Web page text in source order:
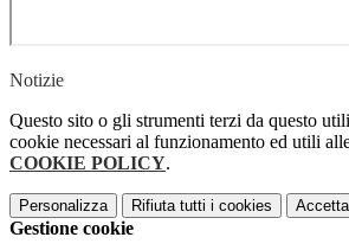
Notizie
Questo sito o gli strumenti terzi da questo
cookie necessari al funzionamento ed utili
COOKIE POLICY.
Personalizza Rifiuta tutti i cookies
Gestione cookie